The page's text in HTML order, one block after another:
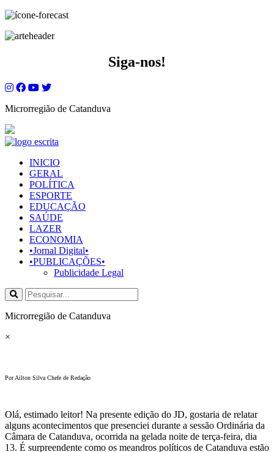
Siga-nos!
Microrregião de Catanduva
INICIO
GERAL
POLÍTICA
ESPORTE
EDUCAÇÃO
SAÚDE
LAZER
ECONOMIA
•Jornal Digital•
•PUBLICAÇÕES•
Publicidade Legal
Microrregião de Catanduva
×
Por Ailton Silva Chefe de Redação
Olá, estimado leitor! Na presente edição do JD, gostaria de relatar
alguns acontecimentos que presenciei durante a sessão Ordinária da
Câmara de Catanduva, ocorrida na gelada noite de terça-feira, dia
13. É surpreendente como os meandros políticos de Catanduva estão